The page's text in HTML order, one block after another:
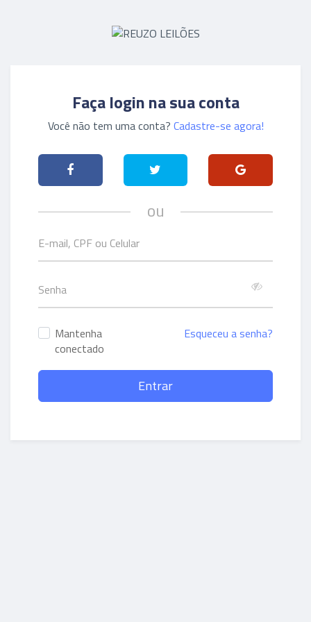
Faça login na sua conta
Você não tem uma conta? Cadastre-se agora!
ou
Mantenha
conectado
Esqueceu a senha?
Entrar